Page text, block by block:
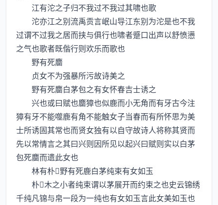
江有沱之子归不我过不我过其啸也歌
沱亦江之别流禹贡言岷山导江东别为沱是也不我
过谓不过我之居而挟与俱行也啸者蹙口出声以舒愤懑
之气也歌者既偕行则欢乐而歌也
野有死麕
贞女不为强暴所污故诗美之
野有死麕白茅包之有女怀春吉士诱之
兴也或曰赋也麕獐也似鹿而小无角而有牙古今注
獐有牙不能噬鹿有角不能触女子当春而有所怀思为美
士所诱固其常也而贤女独有以自守故诗人将称其贤而
先以常情言之其曰兴则因所见以起兴曰赋则实以白茅
包死麕而遗此女也
林有朴野有死鹿白茅纯束有女如玉
朴木之小者纯束谓以茅展开而约束之也史云锦绣
千纯凡锦与帛一段为一纯也有女如玉言此女美如玉也